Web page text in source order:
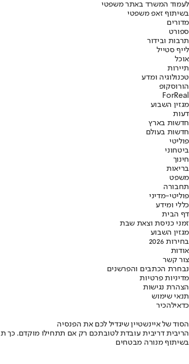
לעמוד המשרד באתר משפטי
בשיתוף זאפ משפטי
מדורים
ספורט
תרבות ובידור
לייף סטייל
אוכל
תיירות
טכנולוגיה ומדע
הורוסקופ
ForReal
מגזין השבוע
דעות
חדשות בארץ
חדשות בעולם
פוליטי
ביטחוני
חינוך
בריאות
משפט
תחבורה
פוליטי-מדיני
כללי ומידע
דף הבית
זמני כניסת וצאת שבת
מגזין השבוע
בחירות 2026
אודות
צור קשר
נבחרת הכתבים והפרשנים
מדיניות פרטיות
הצהרת נגישות
תנאי שימוש
כדאילהכיר
הסוד של איינשטיין שיגדיל לכם את הפנסיה
הריבית דריבית עובדת לטובתכם רק אם תתחילו מוקדם. כך
בשיתוף מנורה מבטחים